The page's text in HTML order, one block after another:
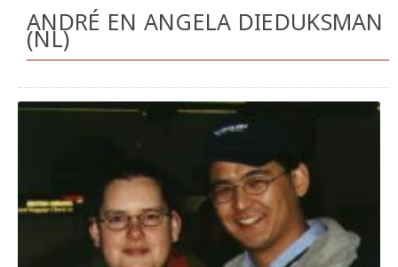
ANDRÉ EN ANGELA DIEDUKSMAN
(NL)